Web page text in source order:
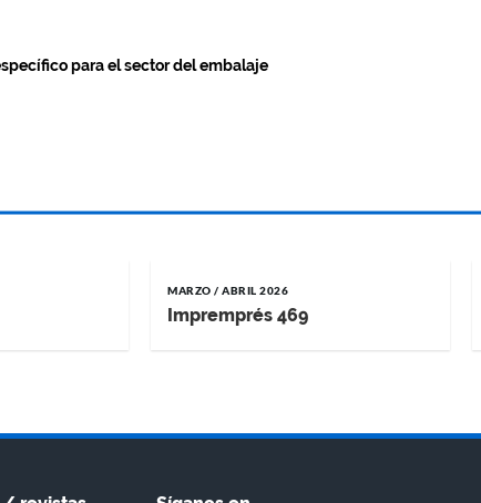
para el sector del embalaje
MARZO / ABRIL 2026
Impremprés 469